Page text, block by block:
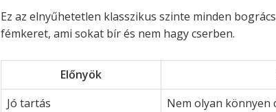
Ez az elnyűhetetlen klasszikus szinte minden
fémkeret, ami sokat bír és nem hagy cserben.
Előnyök
Jó tartás
Nem olyan könnyen